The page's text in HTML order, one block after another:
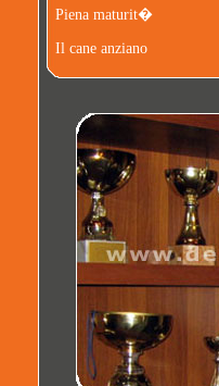
Piena maturit�
Il cane anziano